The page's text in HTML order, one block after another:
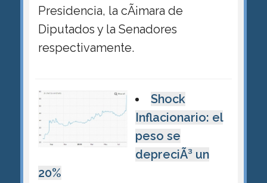
Presidencia, la cÃ¡mara de
Diputados y la Senadores
respectivamente.
Shock
Inflacionario: el
peso se
depreciÃ³ un
20%